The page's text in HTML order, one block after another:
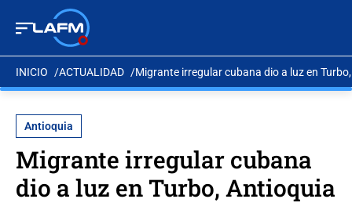
INICIO ACTUALIDAD Migrante irregular cubana dio a luz en
Antioquia
Migrante irregular cubana
dio a luz en Turbo, Antioquia